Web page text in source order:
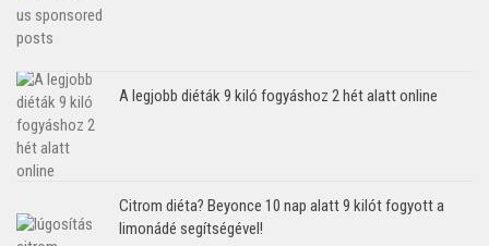
A legjobb diéták 9 kiló fogyáshoz 2 hét alatt online
Citrom diéta? Beyonce 10 nap alatt 9 kilót fogyott a
limonádé segítségével!